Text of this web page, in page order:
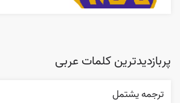
پربازدیدترین کلمات عربی
ترجمه يشتمل